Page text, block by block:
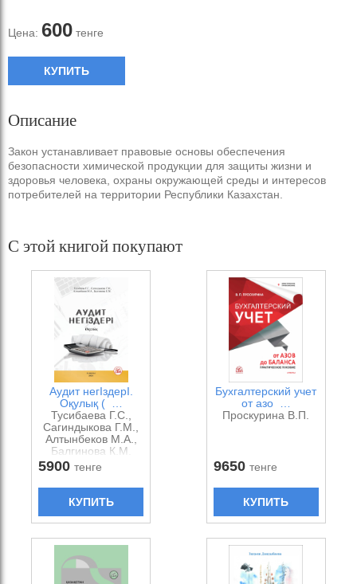
Цена: 600 тенге
КУПИТЬ
Описание
Закон устанавливает правовые основы обеспечения
безопасности химической продукции для защиты жизни и
здоровья человека, охраны окружающей среды и интересов
потребителей на территории Республики Казахстан.
С этой книгой покупают
Аудит негІздерІ.
Оқулық ( …
Тусибаева Г.С.,
Сагиндыкова Г.М.,
Алтынбеков М.А.,
Балгинова К.М.
5900тенге
КУПИТЬ
Бухгалтерский учет
от азо …
Проскурина В.П.
9650 тенге
КУПИТЬ